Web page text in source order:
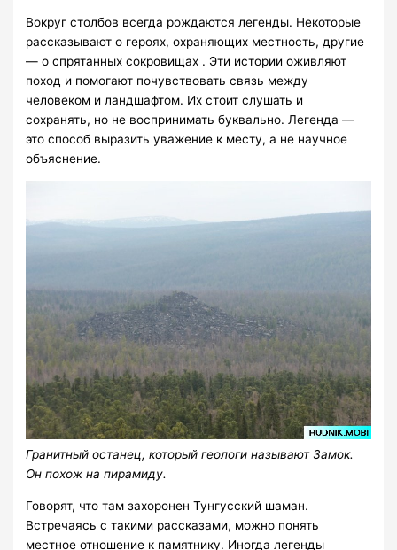
Вокруг столбов всегда рождаются легенды. Некоторые
рассказывают о героях, охраняющих местность, другие
— о спрятанных сокровищах . Эти истории оживляют
поход и помогают почувствовать связь между
человеком и ландшафтом. Их стоит слушать и
сохранять, но не воспринимать буквально. Легенда —
это способ выразить уважение к месту, а не научное
объяснение.
Гранитный останец, который геологи называют Замок.
Он похож на пирамиду.
Говорят, что там захоронен Тунгусский шаман.
Встречаясь с такими рассказами, можно понять
местное отношение к памятнику. Иногда легенды